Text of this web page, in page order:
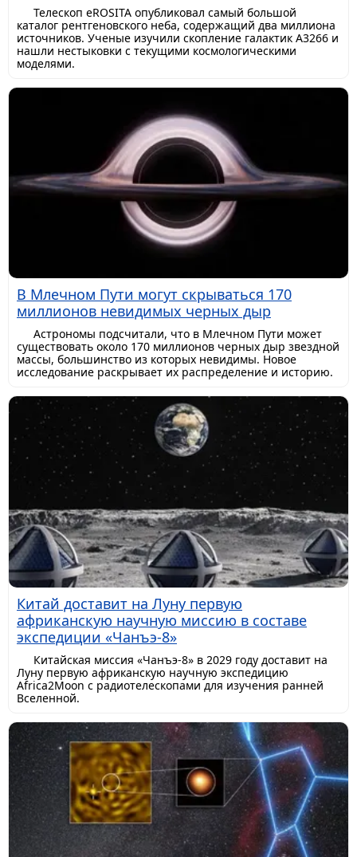
Телескоп eROSITA опубликовал самый большой
каталог рентгеновского неба, содержащий два миллиона
источников. Ученые изучили скопление галактик A3266 и
нашли нестыковки с текущими космологическими
моделями.
В Млечном Пути могут скрываться 170
миллионов невидимых черных дыр
Астрономы подсчитали, что в Млечном Пути может
существовать около 170 миллионов черных дыр звездной
массы, большинство из которых невидимы. Новое
исследование раскрывает их распределение и историю.
Китай доставит на Луну первую
африканскую научную миссию в составе
экспедиции «Чанъэ-8»
Китайская миссия «Чанъэ-8» в 2029 году доставит на
Луну первую африканскую научную экспедицию
Africa2Moon с радиотелескопами для изучения ранней
Вселенной.